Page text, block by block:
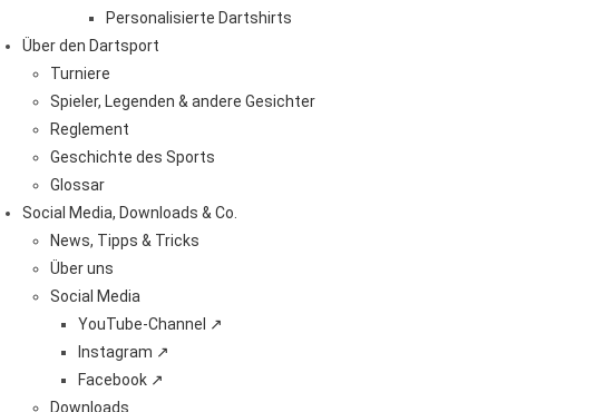
Personalisierte Dartshirts
Über den Dartsport
Turniere
Spieler, Legenden & andere Gesichter
Reglement
Geschichte des Sports
Glossar
Social Media, Downloads & Co.
News, Tipps & Tricks
Über uns
Social Media
YouTube-Channel ↗
Instagram ↗
Facebook ↗
Downloads